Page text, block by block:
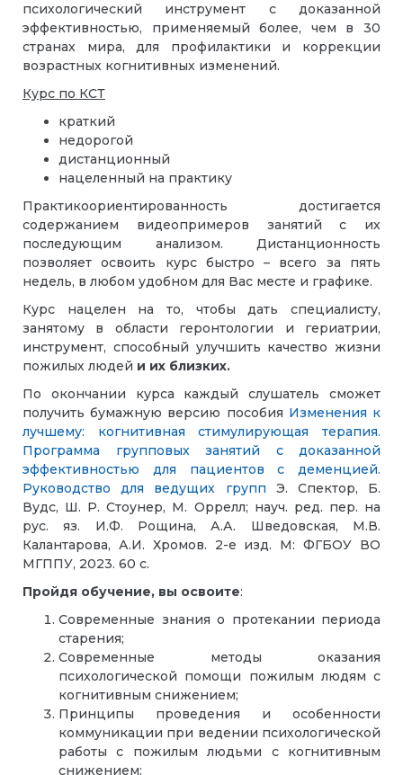
психологический инструмент с доказанной
эффективностью, применяемый более, чем в 30
странах мира, для профилактики и коррекции
возрастных когнитивных изменений.
Курс по КСТ
краткий
недорогой
дистанционный
нацеленный на практику
Практикоориентированность достигается
содержанием видеопримеров занятий с их
последующим анализом. Дистанционность
позволяет освоить курс быстро – всего за пять
недель, в любом удобном для Вас месте и графике.
Курс нацелен на то, чтобы дать специалисту,
занятому в области геронтологии и гериатрии,
инструмент, способный улучшить качество жизни
пожилых людей и их близких.
По окончании курса каждый слушатель сможет
получить бумажную версию пособия Изменения к
лучшему: когнитивная стимулирующая терапия.
Программа групповых занятий с доказанной
эффективностью для пациентов с деменцией.
Руководство для ведущих групп Э. Спектор, Б.
Вудс, Ш. Р. Стоунер, М. Оррелл; науч. ред. пер. на
рус. яз. И.Ф. Рощина, А.А. Шведовская, М.В.
Калантарова, А.И. Хромов. 2-е изд. М: ФГБОУ ВО
МГППУ, 2023. 60 c.
Пройдя обучение, вы освоите:
Современные знания о протекании периода
старения;
Современные методы оказания
психологической помощи пожилым людям с
когнитивным снижением;
Принципы проведения и особенности
коммуникации при ведении психологической
работы с пожилым людьми с когнитивным
снижением;